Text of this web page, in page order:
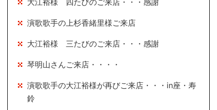
大江裕様 四たびのご来店・・・感謝
演歌歌手の上杉香緒里様ご来店
大江裕様 三たびのご来店・・・感謝
琴明山さんご来店・・・・
演歌歌手の大江裕様が再びご来店・・・in座・寿
鈴